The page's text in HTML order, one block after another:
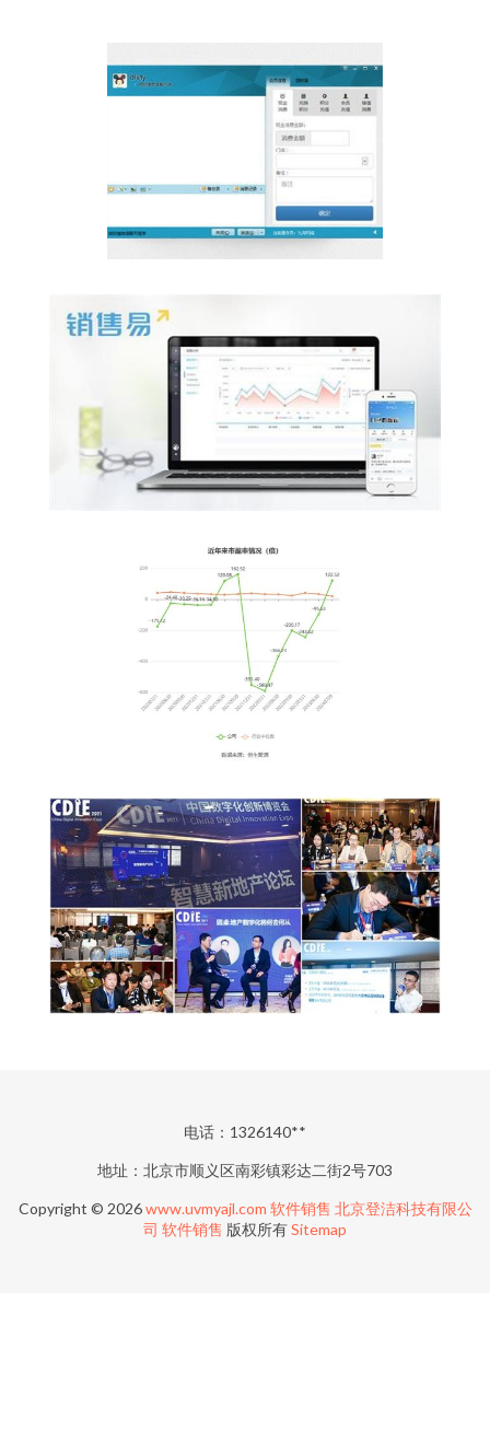
电话：1326140**
地址：北京市顺义区南彩镇彩达二街2号703
Copyright © 2026www.uvmyajl.com 软件销售 北京登洁科技有限公
司 软件销售 版权所有Sitemap